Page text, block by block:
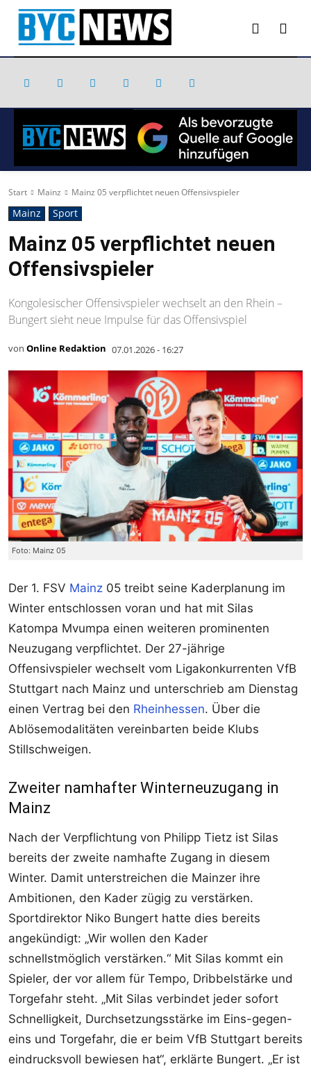
Start Mainz Mainz 05 verpflichtet neuen Offensivspieler
Mainz Sport
Mainz 05 verpflichtet neuen
Offensivspieler
Kongolesischer Offensivspieler wechselt an den Rhein –
Bungert sieht neue Impulse für das Offensivspiel
von Online Redaktion 07.01.2026 - 16:27
Foto: Mainz 05
Der 1. FSV Mainz 05 treibt seine Kaderplanung im
Winter entschlossen voran und hat mit Silas
Katompa Mvumpa einen weiteren prominenten
Neuzugang verpflichtet. Der 27-jährige
Offensivspieler wechselt vom Ligakonkurrenten VfB
Stuttgart nach Mainz und unterschrieb am Dienstag
einen Vertrag bei den Rheinhessen. Über die
Ablösemodalitäten vereinbarten beide Klubs
Stillschweigen.
Zweiter namhafter Winterneuzugang in
Mainz
Nach der Verpflichtung von Philipp Tietz ist Silas
bereits der zweite namhafte Zugang in diesem
Winter. Damit unterstreichen die Mainzer ihre
Ambitionen, den Kader zügig zu verstärken.
Sportdirektor Niko Bungert hatte dies bereits
angekündigt: „Wir wollen den Kader
schnellstmöglich verstärken.“ Mit Silas kommt ein
Spieler, der vor allem für Tempo, Dribbelstärke und
Torgefahr steht. „Mit Silas verbindet jeder sofort
Schnelligkeit, Durchsetzungsstärke im Eins-gegen-
eins und Torgefahr, die er beim VfB Stuttgart bereits
eindrucksvoll bewiesen hat“, erklärte Bungert. „Er ist